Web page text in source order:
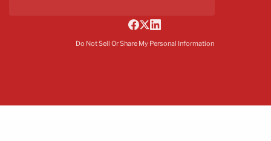
Do Not Sell Or Share My Personal Information